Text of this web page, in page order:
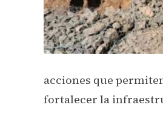
acciones que
fortalecer la